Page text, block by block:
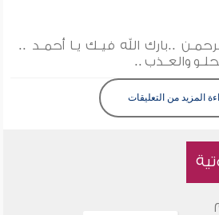
..بارك الله فيـك يـا أحمـد ..
والعـذب ..
المزيد من التعليقات